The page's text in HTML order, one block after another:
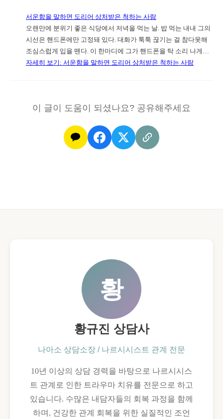
서운함을 말하면 도리어 상처받은 척하는 사람
오랜만에 분위기 좋은 식당에서 저녁을 먹는 날. 밥 먹는 내내 그의
시선은 핸드폰에만 고정돼 있다. 대화가 툭툭 끊기는 걸 참다못해
조심스럽게 입을 뗀다. 이 한마디에 그가 핸드폰을 탁 소리 나게…
자세히 보기 : 서운함을 말하면 도리어 상처받은 척하는 사람
이 글이 도움이 되셨나요? 공유해주세요
황
황규진 상담사
나아소 상담소장 / 나르시시스트 관계 전문
10년 이상의 상담 경력을 바탕으로 나르시시스
트 관계로 인한 트라우마 치유를 전문으로 하고
있습니다. 수많은 내담자들의 회복 과정을 함께
하며, 건강한 관계 회복을 위한 실질적인 조언